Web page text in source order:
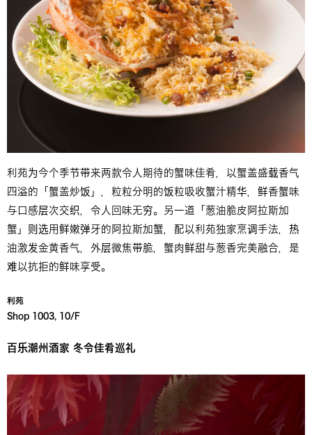
利苑为今个季节带来两款令人期待的蟹味佳肴，以蟹盖盛载香气
四溢的「蟹盖炒饭」，粒粒分明的饭粒吸收蟹汁精华，鲜香蟹味
与口感层次交织，令人回味无穷。另一道「葱油脆皮阿拉斯加
蟹」则选用鲜嫩弹牙的阿拉斯加蟹，配以利苑独家烹调手法，热
油激发金黄香气，外层微焦带脆，蟹肉鲜甜与葱香完美融合，是
难以抗拒的鲜味享受。
利苑
百乐潮州酒家 冬令佳肴巡礼